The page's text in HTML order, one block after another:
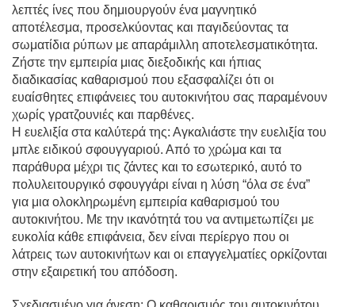
λεπτές ίνες που δημιουργούν ένα μαγνητικό
αποτέλεσμα, προσελκύοντας και παγιδεύοντας τα
σωματίδια ρύπων με απαράμιλλη αποτελεσματικότητα.
Ζήστε την εμπειρία μιας διεξοδικής και ήπιας
διαδικασίας καθαρισμού που εξασφαλίζει ότι οι
ευαίσθητες επιφάνειες του αυτοκινήτου σας παραμένουν
χωρίς γρατζουνιές και παρθένες.
Η ευελιξία στα καλύτερά της: Αγκαλιάστε την ευελιξία του
μπλε ειδικού σφουγγαριού. Από το χρώμα και τα
παράθυρα μέχρι τις ζάντες και το εσωτερικό, αυτό το
πολυλειτουργικό σφουγγάρι είναι η λύση “όλα σε ένα”
για μια ολοκληρωμένη εμπειρία καθαρισμού του
αυτοκινήτου. Με την ικανότητά του να αντιμετωπίζει με
ευκολία κάθε επιφάνεια, δεν είναι περίεργο που οι
λάτρεις των αυτοκινήτων και οι επαγγελματίες ορκίζονται
στην εξαιρετική του απόδοση.